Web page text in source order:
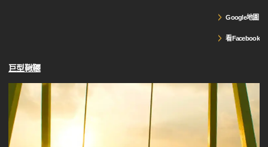
Google地圖
看Facebook
巨型鞦韆